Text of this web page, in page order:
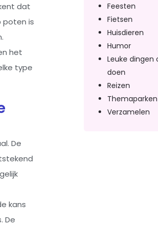
dat
poten is
het
type
De
kans
De
Feesten
Fietsen
Huisdieren
Humor
Leuke dingen
doen
Reizen
Themaparken
Verzamelen